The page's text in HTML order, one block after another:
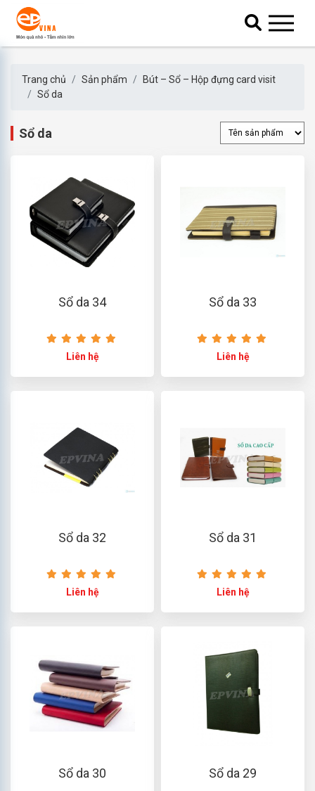
Trang chủ Sản phẩm
Bút – Sổ – Hộp đựng card visit
Sổ da
Sổ da
Sổ da 34
Liên hệ
Sổ da 33
Liên hệ
Sổ da 32
Liên hệ
Sổ da 31
Liên hệ
Sổ da 30 Sổ da 29